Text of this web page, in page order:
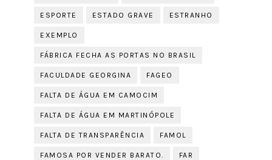
ESPORTE ESTADO GRAVE ESTRANHO
EXEMPLO
FÁBRICA FECHA AS PORTAS NO BRASIL
FACULDADE GEORGINA FAGEO
FALTA DE ÁGUA EM CAMOCIM
FALTA DE ÁGUA EM MARTINÓPOLE
FALTA DE TRANSPARÊNCIA FAMOL
FAMOSA POR VENDER BARATO. FAR